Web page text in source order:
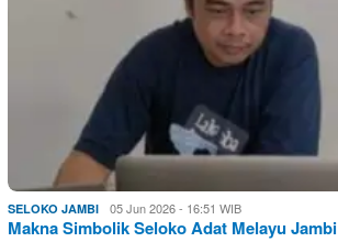
SELOKO JAMBI 05 Jun 2026 - 16:51 WIB
Makna Simbolik Seloko Adat Melayu